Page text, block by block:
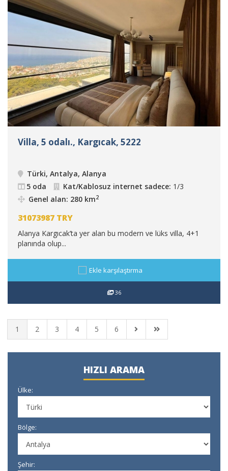
Villa, 5 odalı., Kargıcak, 5222
Türki, Antalya, Alanya
5 oda
Kat/Kablosuz internet sadece: 1/3
Genel alan: 280 km2
31073987 TRY
Alanya Kargıcak’ta yer alan bu modern ve lüks villa, 4+1
planında olup...
Ekle karşılaştırma
36
1 2 3 4 5 6
HIZLI ARAMA
Ülke:
Bölge:
Şehir: